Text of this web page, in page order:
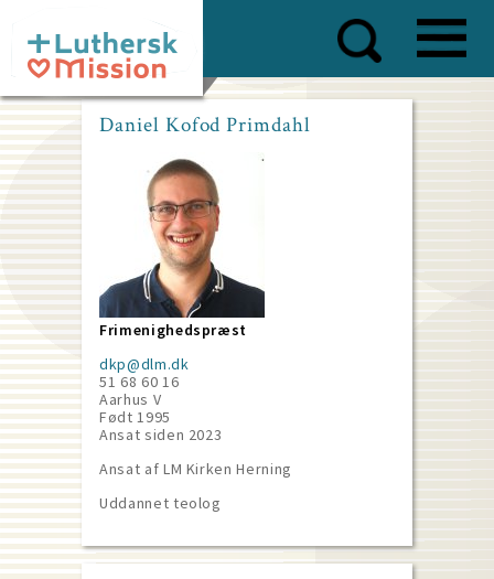
main
content
Daniel Kofod Primdahl
Frimenighedspræst
dkp@dlm.dk
51 68 60 16
Aarhus V
Født 1995
Ansat siden 2023
Ansat af LM Kirken Herning
Uddannet teolog